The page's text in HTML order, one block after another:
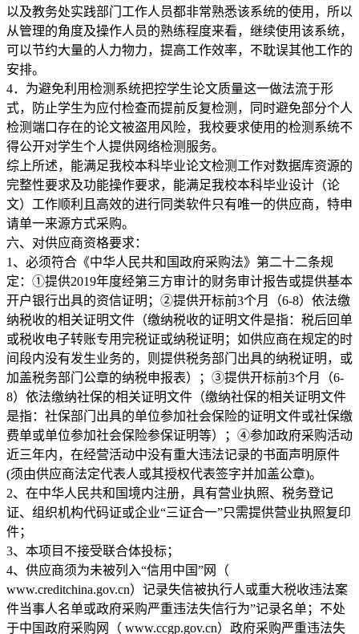
以及教务处实践部门工作人员都非常熟悉该系统的使用，所以
从管理的角度及操作人员的熟练程度来看，继续使用该系统，
可以节约大量的人力物力，提高工作效率，不耽误其他工作的
安排。
4．为避免利用检测系统把控学生论文质量这一做法流于形
式，防止学生为应付检查而提前反复检测，同时避免部分个人
检测端口存在的论文被盗用风险，我校要求使用的检测系统不
得公开对学生个人提供网络检测服务。
综上所述，能满足我校本科毕业论文检测工作对数据库资源的
完整性要求及功能操作要求，能满足我校本科毕业设计（论
文）工作顺利且高效的进行同类软件只有唯一的供应商，特申
请单一来源方式采购。
六、对供应商资格要求：
1、必须符合《中华人民共和国政府采购法》第二十二条规
定：①提供2019年度经第三方审计的财务审计报告或提供基本
开户银行出具的资信证明；②提供开标前3个月（6-8）依法缴
纳税收的相关证明文件（缴纳税收的证明文件是指：税后回单
或税收电子转账专用完税证或纳税证明；如供应商在规定的时
间段内没有发生业务的，则提供税务部门出具的纳税证明，或
加盖税务部门公章的纳税申报表）；③提供开标前3个月（6-
8）依法缴纳社保的相关证明文件（缴纳社保的相关证明文件
是指：社保部门出具的单位参加社会保险的证明文件或社保缴
费单或单位参加社会保险参保证明等）；④参加政府采购活动
近三年内，在经营活动中没有重大违法记录的书面声明原件
(须由供应商法定代表人或其授权代表签字并加盖公章)。
2、在中华人民共和国境内注册，具有营业执照、税务登记
证、组织机构代码证或企业“三证合一”只需提供营业执照复印
件；
3、本项目不接受联合体投标；
4、供应商须为未被列入“信用中国”网（
www.creditchina.gov.cn）记录失信被执行人或重大税收违法案
件当事人名单或政府采购严重违法失信行为”记录名单；不处
于中国政府采购网（ www.ccgp.gov.cn）政府采购严重违法失